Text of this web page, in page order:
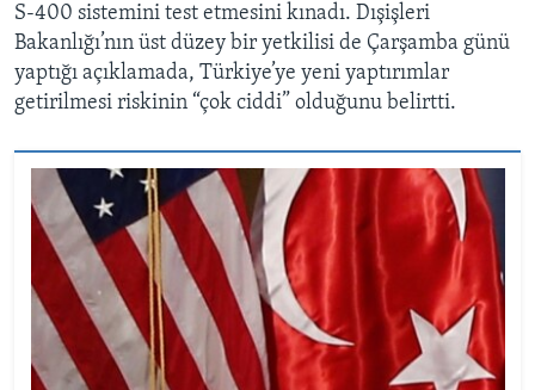
S-400 sistemini test etmesini kınadı. Dışişleri
Bakanlığı’nın üst düzey bir yetkilisi de Çarşamba günü
yaptığı açıklamada, Türkiye’ye yeni yaptırımlar
getirilmesi riskinin “çok ciddi” olduğunu belirtti.